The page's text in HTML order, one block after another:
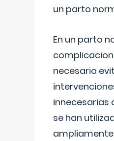
un parto
En un parto
necesario
innecesarias
se han
ampliamente